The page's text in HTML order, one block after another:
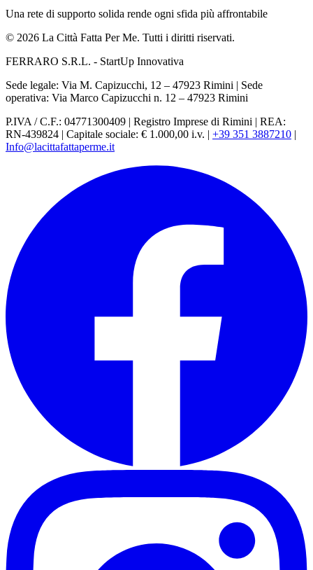
Una rete di supporto solida rende ogni sfida più affrontabile
© 2026 La Città Fatta Per Me. Tutti i diritti riservati.
FERRARO S.R.L. - StartUp Innovativa
Sede legale: Via M. Capizucchi, 12 – 47923 Rimini | Sede
operativa: Via Marco Capizucchi n. 12 – 47923 Rimini
P.IVA / C.F.: 04771300409 | Registro Imprese di Rimini | REA:
RN-439824 | Capitale sociale: € 1.000,00 i.v. | +39 351 3887210 |
Info@lacittafattaperme.it